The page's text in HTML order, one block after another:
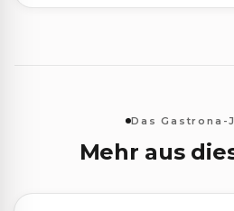
Das Gastrona-
Mehr aus